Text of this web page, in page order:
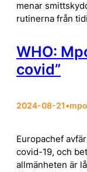
menar
rutinerna från
WHO:
covid”
2024-08-21•
Europachef
covid-19, och
allmänheten är